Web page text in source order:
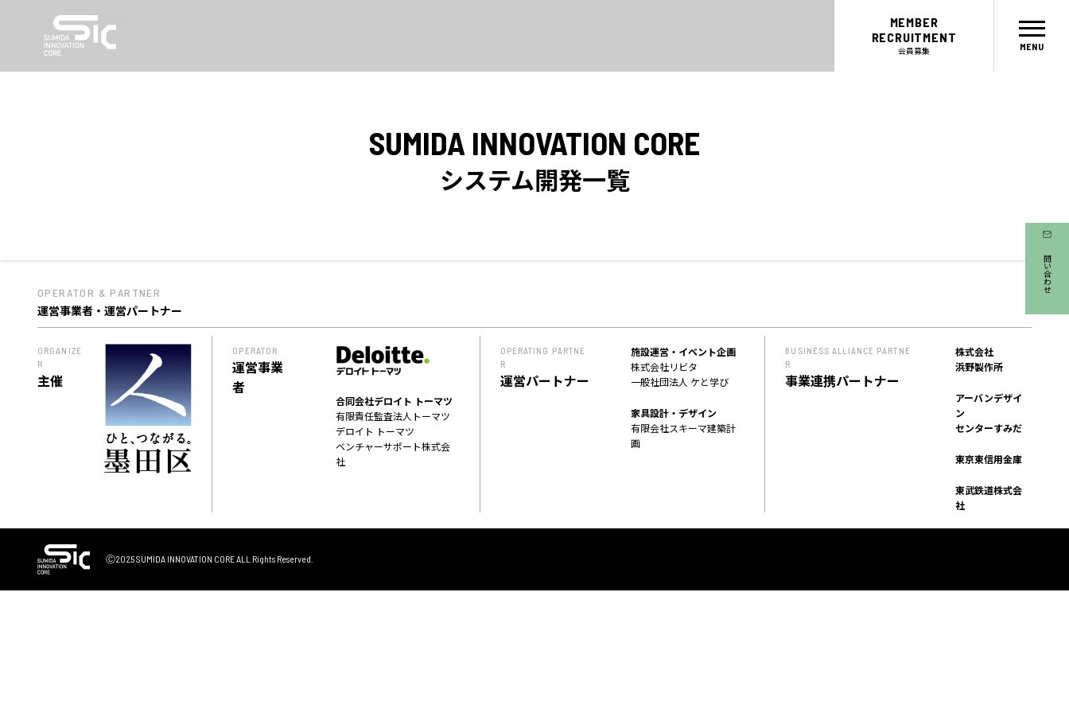
SICについて
FACILITY
SERVICE
ACCELERATION
EVENT
イベント
REPORT
プロジェクト・
ACCESS
アクセス
MEMBER
RECRUITMENT
会員募集
お問い合わせ
SUMIDA INNOVATION CORE
システム開発一覧
OPERATOR & PARTNER
運営事業者・運営パートナー
ORGANIZE
R
主催
OPERATOR
運営事業
者
合同会社デロイト トーマツ
有限責任監査法人トーマツ
デロイト トーマツ
ベンチャーサポート株式会
社
OPERATING PARTNE
R
運営パートナー
施設運営・イベント企画
株式会社リビタ
一般社団法人 ケと学び
家具設計・デザイン
有限会社スキーマ建築計
画
BUSINESS ALLIANCE PARTNE
R
事業連携パートナー
株式会社
浜野製作所
アーバンデザイ
ン
センターすみだ
東京東信用金庫
東武鉄道株式会
社
Ⓒ2025 SUMIDA INNOVATION COREALL Rights Reserved.